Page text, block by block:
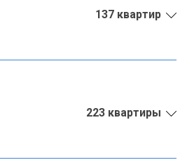
137 квартир
223 квартиры